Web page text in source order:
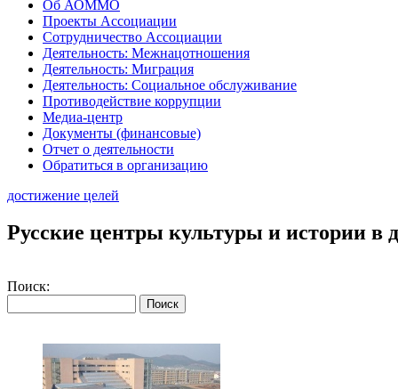
Об АОММО
Проекты Ассоциации
Сотрудничество Ассоциации
Деятельность: Межнацотношения
Деятельность: Миграция
Деятельность: Социальное обслуживание
Противодействие коррупции
Медиа-центр
Документы (финансовые)
Отчет о деятельности
Обратиться в организацию
достижение целей
Русские центры культуры и истории в
Поиск: